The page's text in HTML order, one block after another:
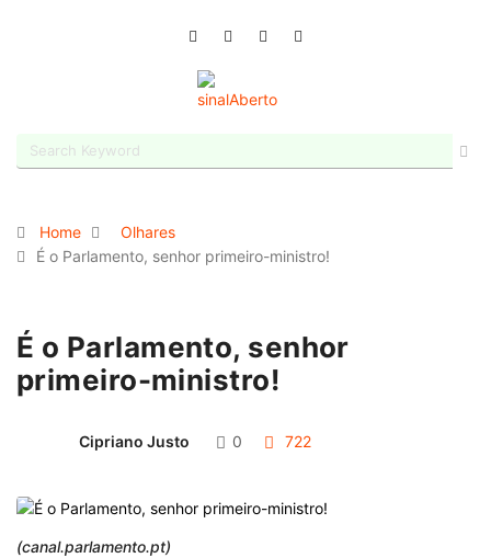
Home
Olhares
É o Parlamento, senhor primeiro-ministro!
É o Parlamento, senhor
primeiro-ministro!
Cipriano Justo 0 722
(canal.parlamento.pt)